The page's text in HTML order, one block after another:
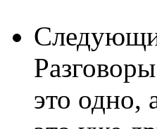
это одно,